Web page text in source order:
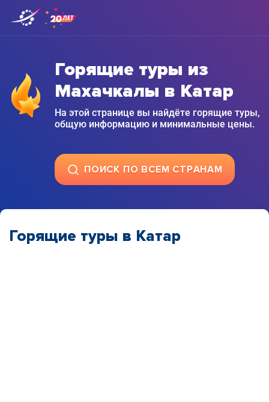
Горящие туры из
Махачкалы в Катар
На этой странице вы найдёте горящие туры,
общую информацию и минимальные цены.
ПОИСК ПО ВСЕМ СТРАНАМ
Горящие туры в Катар